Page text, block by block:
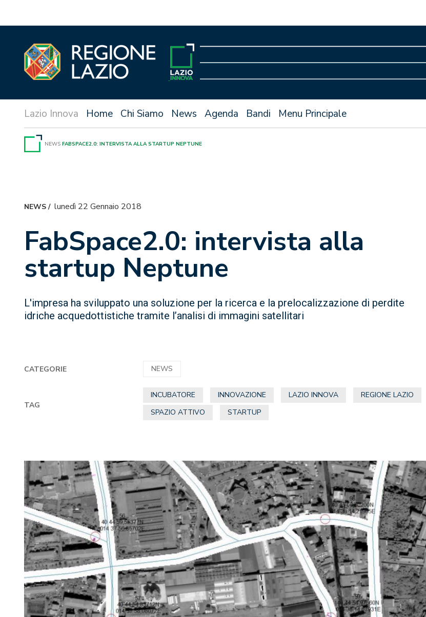
Home Chi Siamo News Agenda Bandi Menu Principale
NEWS FABSPACE2.0: INTERVISTA ALLA STARTUP NEPTUNE
NEWS/ lunedì 22 Gennaio 2018
FabSpace2.0: intervista alla
startup Neptune
L'impresa ha sviluppato una soluzione per la ricerca e la prelocalizzazione di perdite
idriche acquedottistiche tramite l’analisi di immagini satellitari
CATEGORIE NEWS
TAG
INCUBATORE INNOVAZIONE LAZIO INNOVA
REGIONE LAZIO
SPAZIO ATTIVO
STARTUP